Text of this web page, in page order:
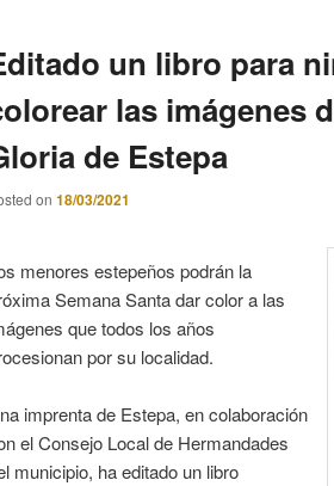
un libro para
las imágenes
de Estepa
on 18/03/2021
menores estepeños podrán la
Semana Santa dar color a las
que todos los años
por su localidad.
imprenta de Estepa, en colaboración
el Consejo Local de Hermandades
municipio, ha editado un libro